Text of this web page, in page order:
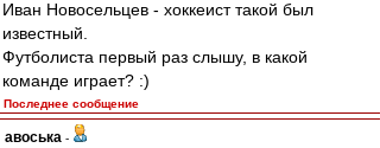
Иван Новосельцев - хоккеист такой был
известный.
Футболиста первый раз слышу, в какой
команде играет? :)
Последнее сообщение
авоська -